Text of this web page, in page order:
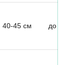
40-45 см до 3